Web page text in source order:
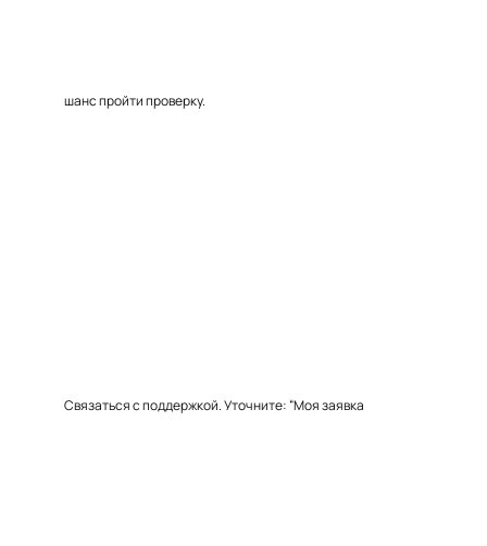
шанс пройти проверку.
Связаться с поддержкой. Уточните: “Моя заявка